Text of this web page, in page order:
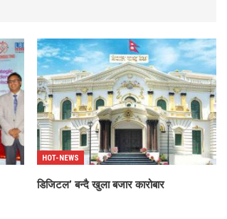
HOT-NEWS
डिजिटल’ बन्दै खुला बजार कारोबार